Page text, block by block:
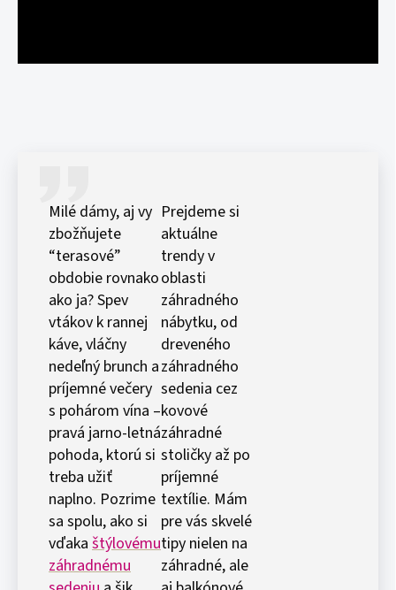
Milé dámy, aj vy
zbožňujete
“terasové”
obdobie rovnako
ako ja? Spev
vtákov k rannej
káve, vláčny
nedeľný brunch a
príjemné večery
s pohárom vína –
pravá jarno-letná
pohoda, ktorú si
treba užiť
naplno. Pozrime
sa spolu, ako si
vďaka štýlovému
záhradnému
Prejdeme si
aktuálne
trendy v
oblasti
záhradného
nábytku, od
dreveného
záhradného
sedenia cez
kovové
záhradné
stoličky až po
príjemné
textílie. Mám
pre vás skvelé
tipy nielen na
záhradné, ale